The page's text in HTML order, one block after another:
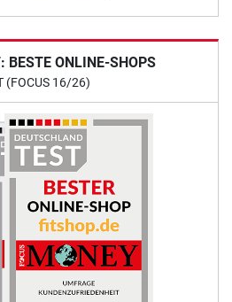
BESTE ONLINE-SHOPS
(FOCUS 16/26)